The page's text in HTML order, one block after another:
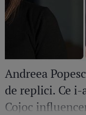
Andreea
de replici. Ce i-
Cojoc